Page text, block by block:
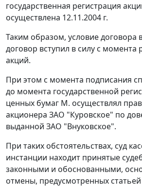
государственная регистрация
осуществлена 12.11.2004 г.
Таким образом, условие договора
договор вступил в силу с момента
акций.
При этом с момента подписания
до момента государственной
ценных бумаг М. осуществлял
акционера ЗАО "Куровское" по
выданной ЗАО "Внуковское".
При таких обстоятельствах, суд
инстанции находит принятые
законными и обоснованными,
отмены, предусмотренных